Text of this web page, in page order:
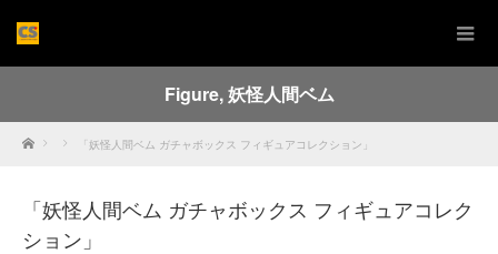
Figure,妖怪人間ベム
Home 「妖怪人間ベム ガチャボックス フィギュアコレクション」
「妖怪人間ベム ガチャボックス フィギュアコレク
ション」